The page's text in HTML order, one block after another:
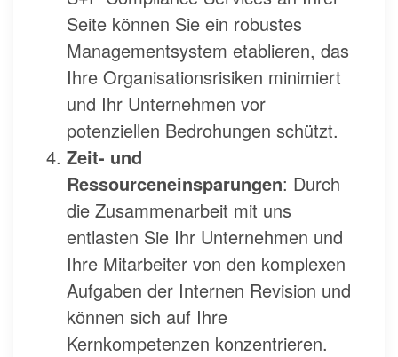
Seite können Sie ein robustes
Managementsystem etablieren, das
Ihre Organisationsrisiken minimiert
und Ihr Unternehmen vor
potenziellen Bedrohungen schützt.
Zeit- und
Ressourceneinsparungen: Durch
die Zusammenarbeit mit uns
entlasten Sie Ihr Unternehmen und
Ihre Mitarbeiter von den komplexen
Aufgaben der Internen Revision und
können sich auf Ihre
Kernkompetenzen konzentrieren.